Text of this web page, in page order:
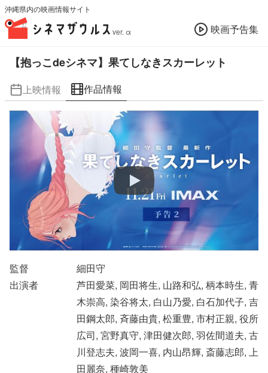
沖縄県内の映画情報サイト
ver. α 映画予告集
【抱っこdeシネマ】果てしなきスカーレット
上映情報 作品情報
監督
細田守
出演者
芦田愛菜, 岡田将生, 山路和弘, 柄本時生, 青
木崇高, 染谷将太, 白山乃愛, 白石加代子, 吉
田鋼太郎, 斉藤由貴, 松重豊, 市村正親, 役所
広司, 宮野真守, 津田健次郎, 羽佐間道夫, 古
川登志夫, 波岡一喜, 内山昂輝, 斎藤志郎, 上
田麗奈, 種崎敦美